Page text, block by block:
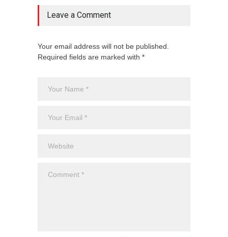
Leave a Comment
Your email address will not be published.
Required fields are marked with *